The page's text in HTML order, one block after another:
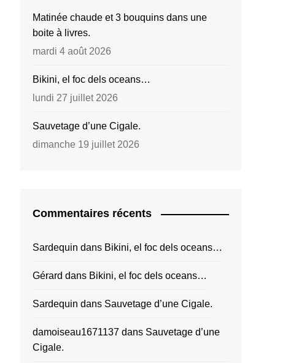
Matinée chaude et 3 bouquins dans une
boite à livres.
mardi 4 août 2026
Bikini, el foc dels oceans…
lundi 27 juillet 2026
Sauvetage d’une Cigale.
dimanche 19 juillet 2026
Commentaires récents
Sardequin dans Bikini, el foc dels oceans…
Gérard dans Bikini, el foc dels oceans…
Sardequin dans Sauvetage d’une Cigale.
damoiseau1671137 dans Sauvetage d’une
Cigale.